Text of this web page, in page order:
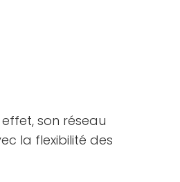
son réseau
la flexibilité des